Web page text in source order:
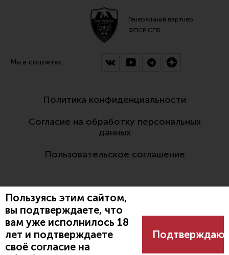
Пользуясь этим сайтом,
вы подтверждаете, что
вам уже исполнилось 18
лет и подтверждаете
своё согласие на
Подтверждаю
Генеральный партнер
ФПСР СПБ
Мы в соцсетях:
Политика конфиденциальности
Согласие на обработку персональных
данных
Пользовательское соглашение
Разработано: